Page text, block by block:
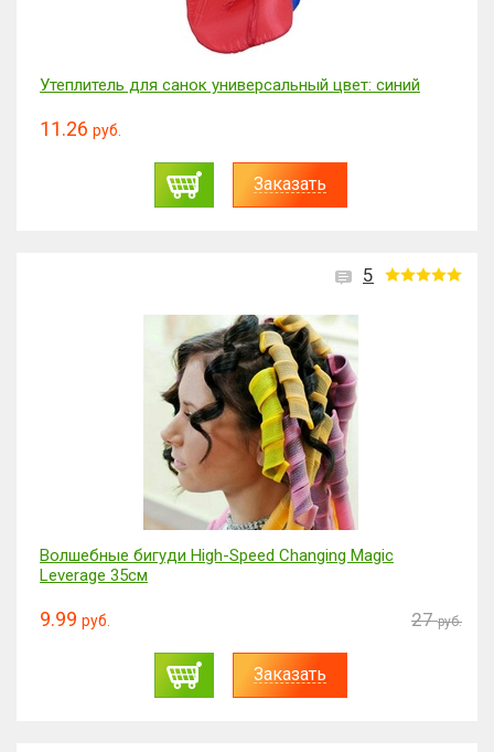
Утеплитель для санок универсальный цвет: синий
11.26 руб.
Заказать
5
Волшебные бигуди High-Speed Changing Magic
Leverage 35см
9.99 руб. 27 руб.
Заказать